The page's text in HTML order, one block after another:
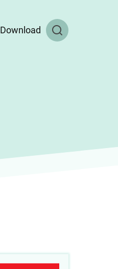
Download